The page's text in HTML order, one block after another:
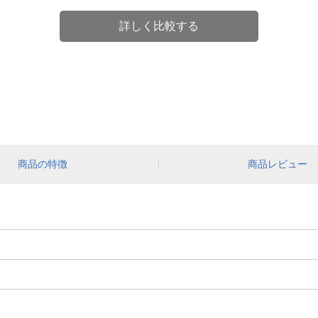
詳しく比較する
商品の特徴 商品レビュー